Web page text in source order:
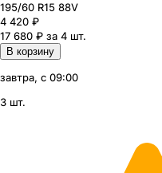
195/60 R15 88V
4 420 ₽
17 680 ₽ за 4 шт.
В корзину
завтра, с 09:00
3 шт.